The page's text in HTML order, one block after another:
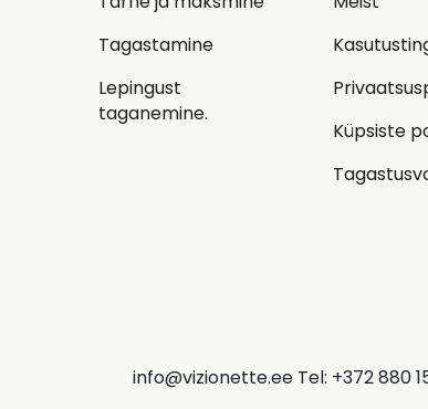
Tagastamine
Lepingust
taganemine.
Küpsiste
info@vizionette.ee Tel: +372 880